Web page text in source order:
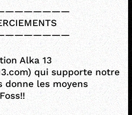
Alka 13
qui supporte notre
donne les moyens